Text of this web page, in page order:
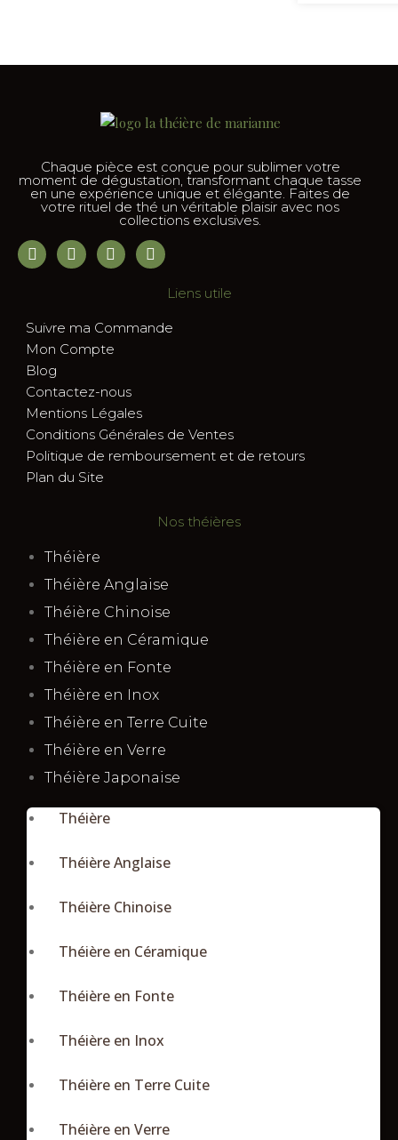
Chaque pièce est conçue pour sublimer votre
moment de dégustation, transformant chaque tasse
en une expérience unique et élégante. Faites de
votre rituel de thé un véritable plaisir avec nos
collections exclusives.
Liens utile
Suivre ma Commande
Mon Compte
Blog
Contactez-nous
Mentions Légales
Conditions Générales de Ventes
Politique de remboursement et de retours
Plan du Site
Nos théières
Théière
Théière Anglaise
Théière Chinoise
Théière en Céramique
Théière en Fonte
Théière en Inox
Théière en Terre Cuite
Théière en Verre
Théière Japonaise
Théière
Théière Anglaise
Théière Chinoise
Théière en Céramique
Théière en Fonte
Théière en Inox
Théière en Terre Cuite
Théière en Verre